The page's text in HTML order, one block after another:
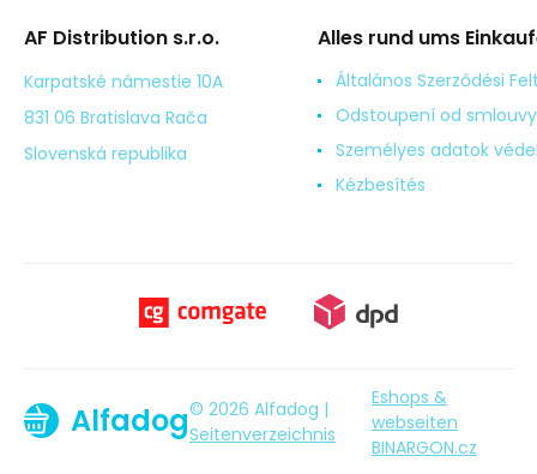
AF Distribution s.r.o.
Karpatské námestie 10A
831 06 Bratislava Rača
Slovenská republika
Alles rund ums
Általános Szerződési
Odstoupení od smlouvy
Személyes adatok
Kézbesítés
Alfadog© 2026 Alfadog |
Seitenverzeichnis
Eshops &
webseiten
BINARGON.cz